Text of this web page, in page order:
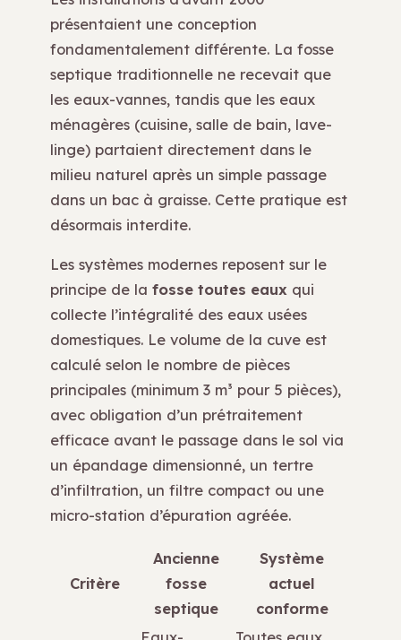
présentaient une conception
fondamentalement différente. La fosse
septique traditionnelle ne recevait que
les eaux-vannes, tandis que les eaux
ménagères (cuisine, salle de bain, lave-
linge) partaient directement dans le
milieu naturel après un simple passage
dans un bac à graisse. Cette pratique est
désormais interdite.
Les systèmes modernes reposent sur le
principe de la fosse toutes eaux qui
collecte l’intégralité des eaux usées
domestiques. Le volume de la cuve est
calculé selon le nombre de pièces
principales (minimum 3 m³ pour 5 pièces),
avec obligation d’un prétraitement
efficace avant le passage dans le sol via
un épandage dimensionné, un tertre
d’infiltration, un filtre compact ou une
micro-station d’épuration agréée.
Critère
Ancienne
fosse
septique
Système
actuel
conforme